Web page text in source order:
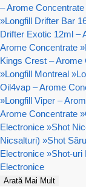
– Arome Concentrate
»Longfill Drifter Bar
Drifter Exotic 12ml –
Arome Concentrate »
Kings Crest – Arome
»Longfill Montreal »
Oil4vap – Arome
»Longfill Viper –
Arome Concentrate »
Electronice »Shot
Nicsalturi) »Shot
Electronice »Shot-uri
Electronice
Arată Mai Mult